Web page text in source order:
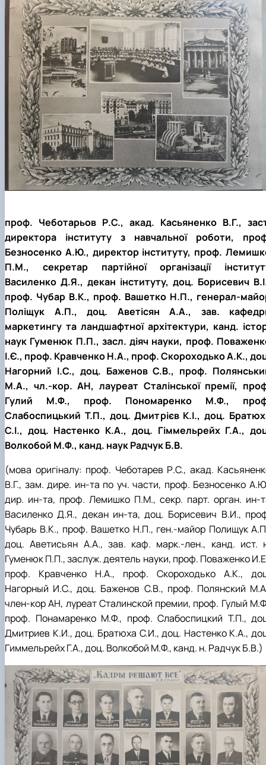
проф. Чеботарьов Р.С., акад. Касьяненко В.Г.,
директора інституту з навчальної роботи,
Безносенко А.Ю., директор інституту, проф.
П.М., секретар партійної організації
Василенко Д.Я., декан інституту, доц. Борисевич
проф. Чубар В.К., проф. Вашетко Н.П., генерал-
Поліщук А.П., доц. Аветісян А.А., зав.
маркетингу та ландшафтної архітектури, канд.
наук Гуменюк П.П., засл. діяч науки, проф.
І.Є., проф. Кравченко Н.А., проф. Скороходько А.К.,
Нагорний І.С., доц. Баженов С.В., проф.
М.А., чл.-кор. АН, лауреат Сталінської премії,
Гулий М.Ф., проф. Пономаренко М.Ф.,
Слабоспицький Т.П., доц. Дмитрієв К.І., доц.
С.І., доц. Настенко К.А., доц. Гіммельрейх Г.А.,
Волкобой М.Ф., канд. наук Радчук Б.В.
(мова оригіналу: проф. Чеботарев Р.С., акад.
В.Г., зам. дире. ин-та по уч. части, проф. Безносенко
дир. ин-та, проф. Лемишко П.М., секр. парт. орган. ин-
Василенко Д.Я., декан ин-та, доц. Борисевич В.И.,
Чубарь В.К., проф. Вашетко Н.П., ген.-майор Полищук
доц. Аветисьян А.А., зав. каф. марк.-лен., канд. ист.
Гуменюк П.П., заслуж. деятель науки, проф. Поваженко
проф. Кравченко Н.А., проф. Скороходько А.К.,
Нагорный И.С., доц. Баженов С.В., проф. Полянский
член-кор АН, луреат Сталинской премии, проф. Гулый
проф. Понамаренко М.Ф., проф. Слабоспицкий Т.П.,
Дмитриев К.И., доц. Братюха С.И., доц. Настенко К.А.,
Гиммельрейх Г.А., доц. Волкобой М.Ф., канд. н. Радчук Б.В.)